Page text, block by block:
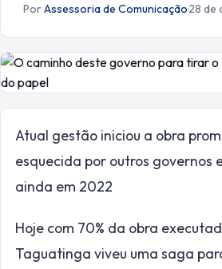
PorAssessoria de Comunicação·28 de
Atual gestão iniciou a obra
esquecida por outros governos
ainda em 2022
Hoje com 70% da obra
Taguatinga viveu uma saga